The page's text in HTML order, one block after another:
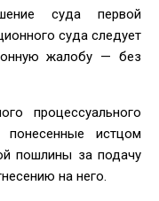
суда первой
суда следует
жалобу — без
процессуального
истцом
пошлины за подачу
на него.